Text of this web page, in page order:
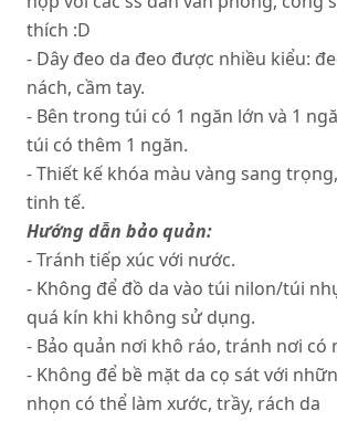
thích
- Dây đeo da đeo được nhiều kiểu:
nách, cầm tay.
- Bên trong túi có 1 ngăn lớn và 1
túi có thêm 1 ngăn.
- Thiết kế khóa màu vàng sang
tinh tế.
Hướng dẫn bảo quản:
- Tránh tiếp xúc với nước.
- Không để đồ da vào túi nilon/túi
quá kín khi không sử dụng.
- Bảo quản nơi khô ráo, tránh nơi có
- Không để bề mặt da cọ sát với
nhọn có thể làm xước, trầy, rách da